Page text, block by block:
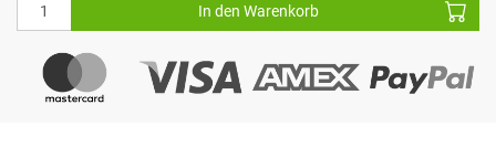
In den Warenkorb